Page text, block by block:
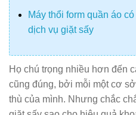
Máy thổi form quần áo
dịch vụ giặt sấy
Họ chú trọng nhiều hơn đến
cũng đúng, bởi mỗi một cơ
thù của mình. Nhưng chắc